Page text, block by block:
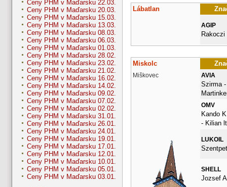
Ceny PHM v Maďarsku 22.03.
Ceny PHM v Maďarsku 20.03.
Ceny PHM v Maďarsku 15.03.
Ceny PHM v Maďarsku 13.03.
Ceny PHM v Maďarsku 08.03.
Ceny PHM v Maďarsku 06.03.
Ceny PHM v Maďarsku 01.03.
Ceny PHM v Maďarsku 28.02.
Ceny PHM v Maďarsku 23.02.
Ceny PHM v Maďarsku 21.02.
Ceny PHM v Maďarsku 16.02.
Ceny PHM v Maďarsku 14.02.
Ceny PHM v Maďarsku 09.02.
Ceny PHM v Maďarsku 07.02.
Ceny PHM v Maďarsku 02.02.
Ceny PHM v Maďarsku 31.01.
Ceny PHM v Maďarsku 26.01.
Ceny PHM v Maďarsku 24.01.
Ceny PHM v Maďarsku 19.01.
Ceny PHM v Maďarsku 17.01.
Ceny PHM v Maďarsku 12.01.
Ceny PHM v Maďarsku 10.01.
Ceny PHM v Maďarsku 05.01.
Ceny PHM v Maďarsku 03.01.
Lábatlan
AGIP
Rakoczi
Miskolc
Miškovec AVIA
Szirma -
OMV
Kando
- Kilian
LUKOIL
SHELL
Jozsef